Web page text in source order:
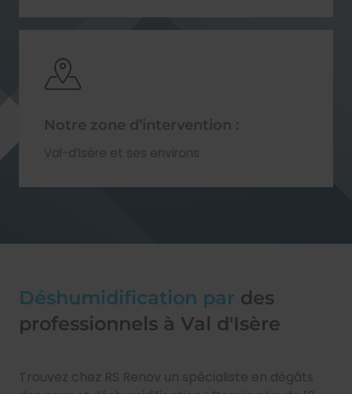
Notre zone d’intervention :
Val-d’Isère et ses environs
Déshumidification par des
professionnels à Val d'Isère
Trouvez chez RS Renov un spécialiste en dégâts